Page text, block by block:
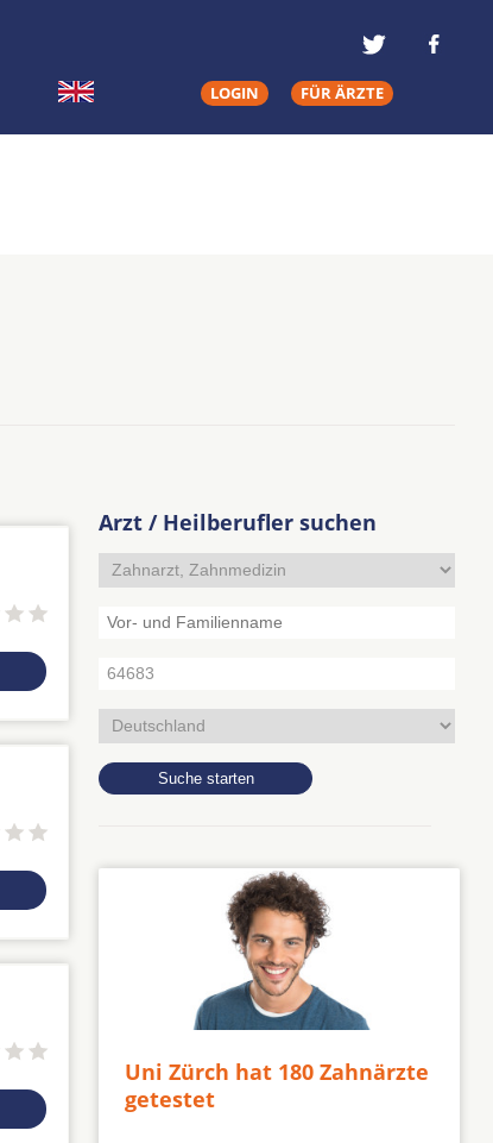
LOGIN FÜR ÄRZTE
Arzt / Heilberufler suchen
Uni Zürch hat 180 Zahnärzte
getestet